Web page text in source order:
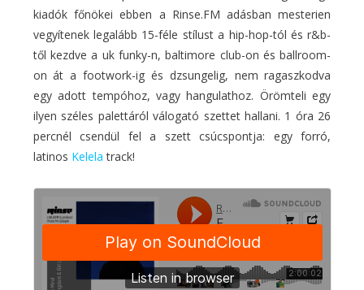
kiadók főnökei ebben a Rinse.FM adásban mesterien
vegyítenek legalább 15-féle stílust a hip-hop-tól és r&b-
től kezdve a uk funky-n, baltimore club-on és ballroom-
on át a footwork-ig és dzsungelig, nem ragaszkodva
egy adott tempóhoz, vagy hangulathoz. Örömteli egy
ilyen széles palettáról válogató szettet hallani. 1 óra 26
percnél csendül fel a szett csúcspontja: egy forró,
latinos Kelela track!